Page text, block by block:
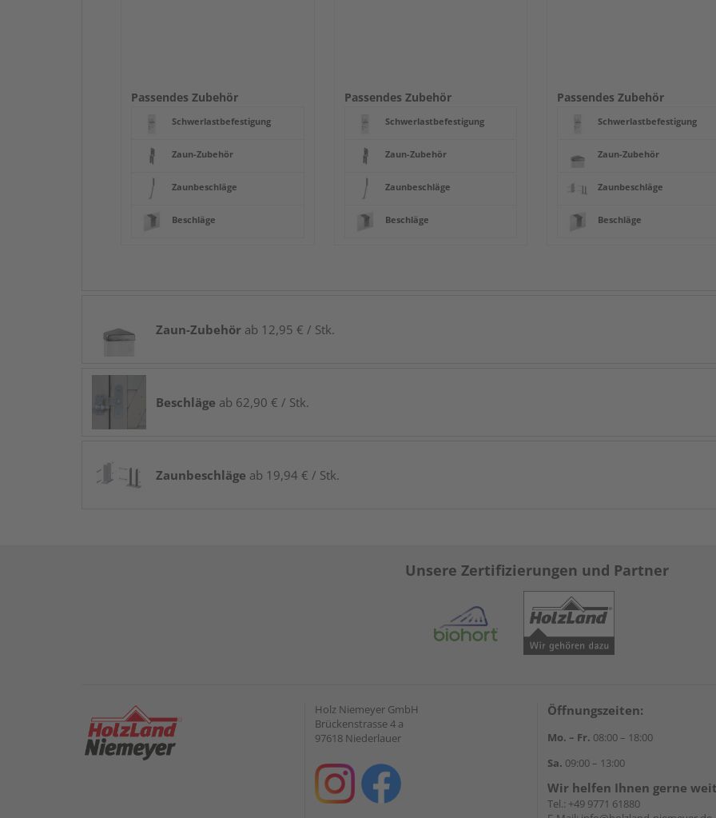
Passendes Zubehör
Schwerlastbefestigung
Zaun-Zubehör
Zaunbeschläge
Beschläge
Passendes Zubehör
Schwerlastbefestigung
Zaun-Zubehör
Zaunbeschläge
Beschläge
Passendes Zubehör
Schwerlastbefestigung
Zaun-Zubehör
Zaunbeschläge
Beschläge
Zaun-Zubehör ab 12,95 € / Stk.
Beschläge ab 62,90 € / Stk.
Zaunbeschläge ab 19,94 € / Stk.
Unsere Zertifizierungen und Partner
Holz Niemeyer GmbH
Brückenstrasse 4 a
97618 Niederlauer
Öffnungszeiten:
Mo. – Fr. 08:00 – 18:00
Sa. 09:00 – 13:00
Wir helfen Ihnen gerne
Tel.: +49 9771 61880